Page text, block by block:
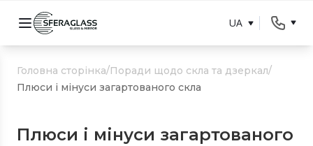
UA
Головна сторінка/Поради щодо скла та дзеркал/
Плюси і мінуси загартованого скла
Плюси і мінуси загартованого